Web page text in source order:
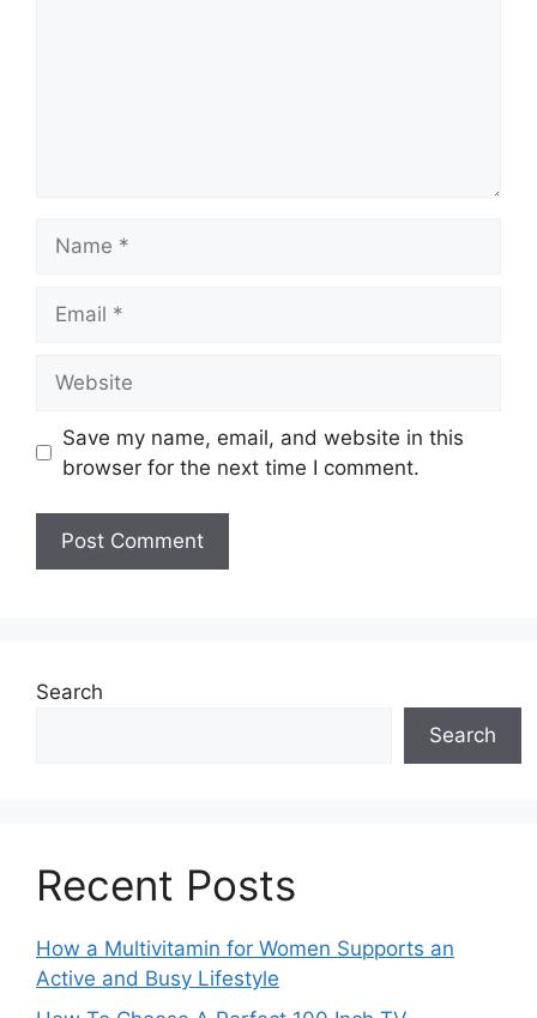
Save my name, email, and website in this
browser for the next time I comment.
Search
Search
Recent Posts
How a Multivitamin for Women Supports an
Active and Busy Lifestyle